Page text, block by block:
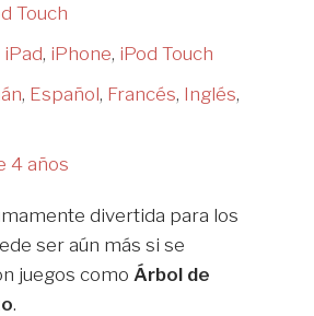
Touch
iPad, iPhone, iPod Touch
, Español, Francés, Inglés,
4 años
divertida para los
ser aún más si se
juegos como Árbol de
.